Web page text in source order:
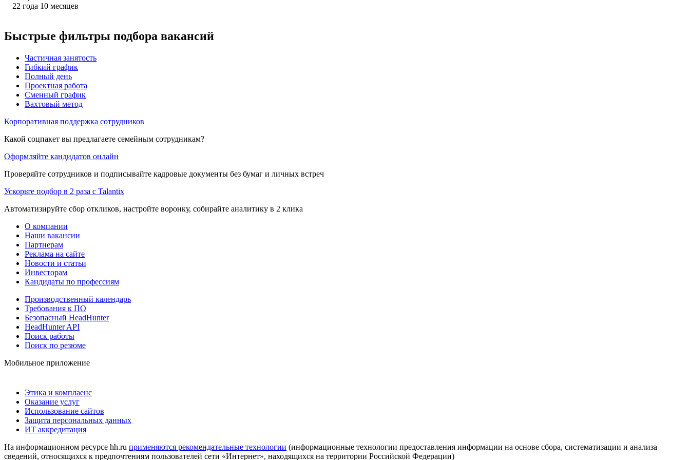
22 года 10 месяцев
Быстрые фильтры подбора вакансий
Частичная занятость
Гибкий график
Полный день
Проектная работа
Сменный график
Вахтовый метод
Корпоративная поддержка сотрудников
Какой соцпакет вы предлагаете семейным сотрудникам?
Оформляйте кандидатов онлайн
Проверяйте сотрудников и подписывайте кадровые документы без бумаг и личных встреч
Ускорьте подбор в 2 раза с Talantix
Автоматизируйте сбор откликов, настройте воронку, собирайте аналитику в 2 клика
О компании
Наши вакансии
Партнерам
Реклама на сайте
Новости и статьи
Инвесторам
Кандидаты по профессиям
Производственный календарь
Требования к ПО
Безопасный HeadHunter
HeadHunter API
Поиск работы
Поиск по резюме
Мобильное приложение
Этика и комплаенс
Оказание услуг
Использование сайтов
Защита персональных данных
ИТ аккредитация
На информационном ресурсе hh.ru применяются рекомендательные технологии (информационные технологии предоставления информации на основе сбора, систематизации и анализа
сведений, относящихся к предпочтениям пользователей сети «Интернет», находящихся на территории Российской Федерации)